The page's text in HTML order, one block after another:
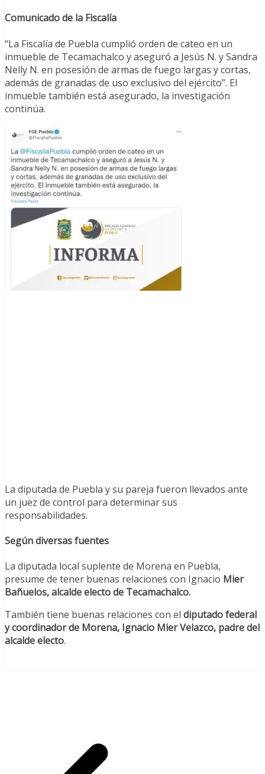
Comunicado de la Fiscalía
“La Fiscalía de Puebla cumplió orden de cateo en un
inmueble de Tecamachalco y aseguró a Jesús N. y Sandra
Nelly N. en posesión de armas de fuego largas y cortas,
además de granadas de uso exclusivo del ejército”. El
inmueble también está asegurado, la investigación
continúa.
La diputada de Puebla y su pareja fueron llevados ante
un juez de control para determinar sus
responsabilidades.
Según diversas fuentes
La diputada local suplente de Morena en Puebla,
presume de tener buenas relaciones con Ignacio Mier
Bañuelos, alcalde electo de Tecamachalco.
También tiene buenas relaciones con el diputado federal
y coordinador de Morena, Ignacio Mier Velazco, padre del
alcalde electo.